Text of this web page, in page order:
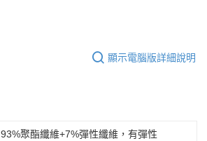
顯示電腦版詳細說明
93%聚酯纖維+7%彈性纖維，有彈性